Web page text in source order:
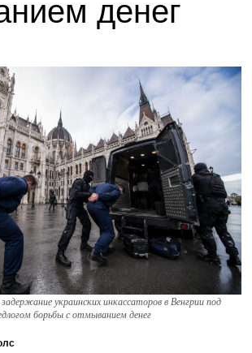
денег
украинских инкассаторов в Венгрии под
борьбы с отмыванием денег